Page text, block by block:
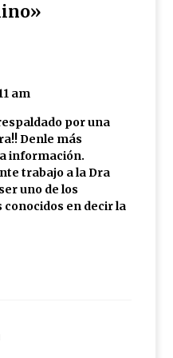
»
am
por una
Denle más
información.
trabajo a la Dra
uno de los
en decir la